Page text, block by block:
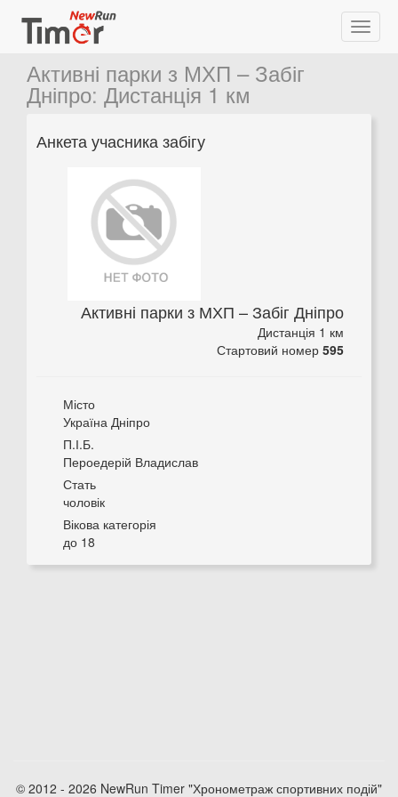
Активні парки з МХП – Забіг
Дніпро: Дистанція 1 км
Анкета учасника забігу
Активні парки з МХП – Забіг Дніпро
Дистанція 1 км
Стартовий номер 595
Місто
Україна Дніпро
П.І.Б.
Пероедерій Владислав
Стать
чоловік
Вікова категорія
до 18
© 2012 - 2026 NewRun Timer "Хронометраж спортивних подій"